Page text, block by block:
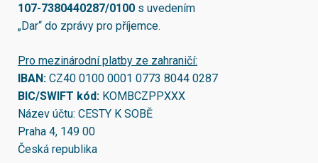
107-7380440287/0100 s uvedením
„Dar“ do zprávy pro příjemce.
Pro mezinárodní platby ze zahraničí:
IBAN: CZ40 0100 0001 0773 8044 0287
BIC/SWIFT kód: KOMBCZPPXXX
Název účtu: CESTY K SOBĚ
Praha 4, 149 00
Česká republika